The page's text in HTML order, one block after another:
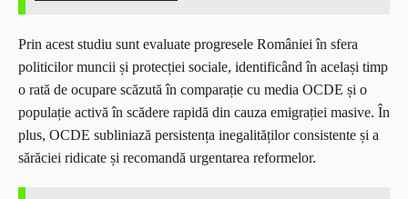
Prin acest studiu sunt evaluate progresele României în sfera
politicilor muncii și protecției sociale, identificând în același timp
o rată de ocupare scăzută în comparație cu media OCDE și o
populație activă în scădere rapidă din cauza emigrației masive. În
plus, OCDE subliniază persistența inegalităților consistente și a
sărăciei ridicate și recomandă urgentarea reformelor.